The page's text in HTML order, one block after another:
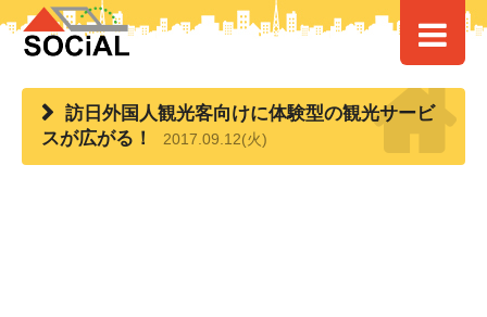
HOME>> 訪日外国人観光客向けに体験型の観光サービスが広がる！
訪日外国人観光客向けに体験型の観光サービ
スが広がる！
2017.09.12(火)